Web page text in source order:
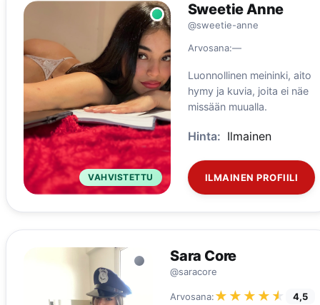
VAHVISTETTU
Sweetie Anne
@sweetie-anne
Arvosana:—
Luonnollinen meininki, aito
hymy ja kuvia, joita ei näe
missään muualla.
Hinta: Ilmainen
ILMAINEN PROFIILI
Sara Core
@saracore
Arvosana:★★★★★
★★★★★ 4,5